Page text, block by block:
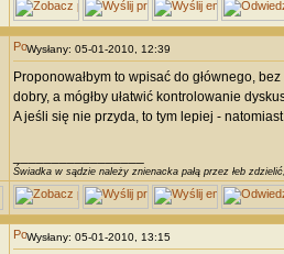
Wysłany: 05-01-2010, 12:39
Proponowałbym to wpisać do głównego,
dobry, a mógłby ułatwić kontrolowanie
A jeśli się nie przyda, to tym lepiej -
Świadka w sądzie należy znienacka pałą przez łeb
Wysłany: 05-01-2010, 13:15